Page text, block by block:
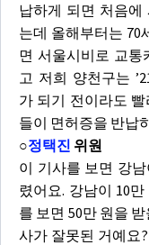
납하게 되면 처음에
는데 올해부터는 70
면 서울시비로 교통
고 저희 양천구는
가 되기 전이라도
들이 면허증을 반납
○정택진 위원
이 기사를 보면 강
렸어요. 강남이 10
를 보면 50만 원을
사가 잘못된 거예요